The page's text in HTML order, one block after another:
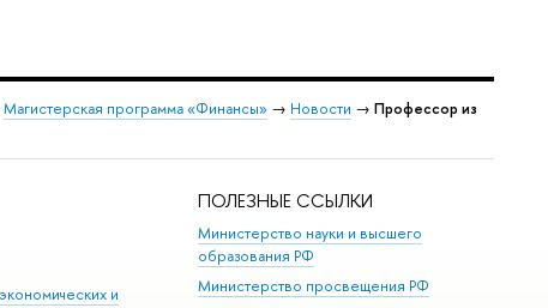
Магистерская программа «Финансы» → Новости → Профессор из
и
ПОЛЕЗНЫЕ ССЫЛКИ
Министерство науки и высшего
образования РФ
Министерство просвещения РФ